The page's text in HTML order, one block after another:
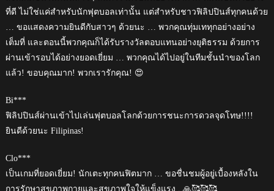
ที่ดี ไม่ใช่แค่สำหรับนักฟุตบอลเท่านั้น แต่สำหรับชาวฟิลิปปินส์ทุกคนด้วย
… ขอแสดงความยินดีกับสาวๆ ด้วยนะ … พวกคุณทุ่มเททุกอย่างอย่าง
เต็มที่ และตอนนี้พวกคุณก็ได้รับรางวัลตอบแทนอย่างยุติธรรม ด้วยการ
ผ่านเข้ารอบได้อย่างยอดเยี่ยม … พวกคุณได้ไปอยู่ในทีมชั้นนำของโลก
แล้ว! ขอบคุณมาก! พวกเรารักคุณ! 😍
Bi***
ฟิลิปปินส์ผ่านเข้าไปเล่นฟุตบอลโลกด้วยการชนะการดวลจุดโทษ!!!!
ยินดีด้วยนะ Filipinas!
Clo***
เป็นเกมที่ยอดเยี่ยม! นักเตะทุกคนฟิตมาก … ขอชื่นชมผู้อยู่เบื้องหลังใน
การรักษาสุขภาพกายและสุขภาพใจให้แข็งแรง . 🙏🥰🥰🥰